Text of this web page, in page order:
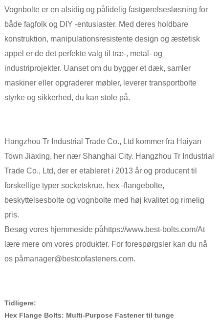
Vognbolte er en alsidig og pålidelig fastgørelsesløsning for
både fagfolk og DIY -entusiaster. Med deres holdbare
konstruktion, manipulationsresistente design og æstetisk
appel er de det perfekte valg til træ-, metal- og
industriprojekter. Uanset om du bygger et dæk, samler
maskiner eller opgraderer møbler, leverer transportbolte
styrke og sikkerhed, du kan stole på.
Hangzhou Tr Industrial Trade Co., Ltd kommer fra Haiyan
Town Jiaxing, her nær Shanghai City. Hangzhou Tr Industrial
Trade Co., Ltd, der er etableret i 2013 år og producent til
forskellige typer socketskrue, hex -flangebolte,
beskyttelsesbolte og vognbolte med høj kvalitet og rimelig
pris.
Besøg vores hjemmeside påhttps://www.best-bolts.com/At
lære mere om vores produkter. For forespørgsler kan du nå
os påmanager@bestcofasteners.com.
Tidligere:
Hex Flange Bolts: Multi-Purpose Fastener til tunge